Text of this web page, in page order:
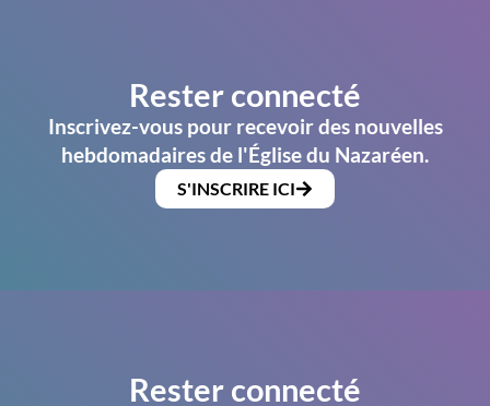
Rester connecté
Inscrivez-vous pour recevoir des nouvelles
hebdomadaires de l'Église du Nazaréen.
S'INSCRIRE ICI
Rester connecté